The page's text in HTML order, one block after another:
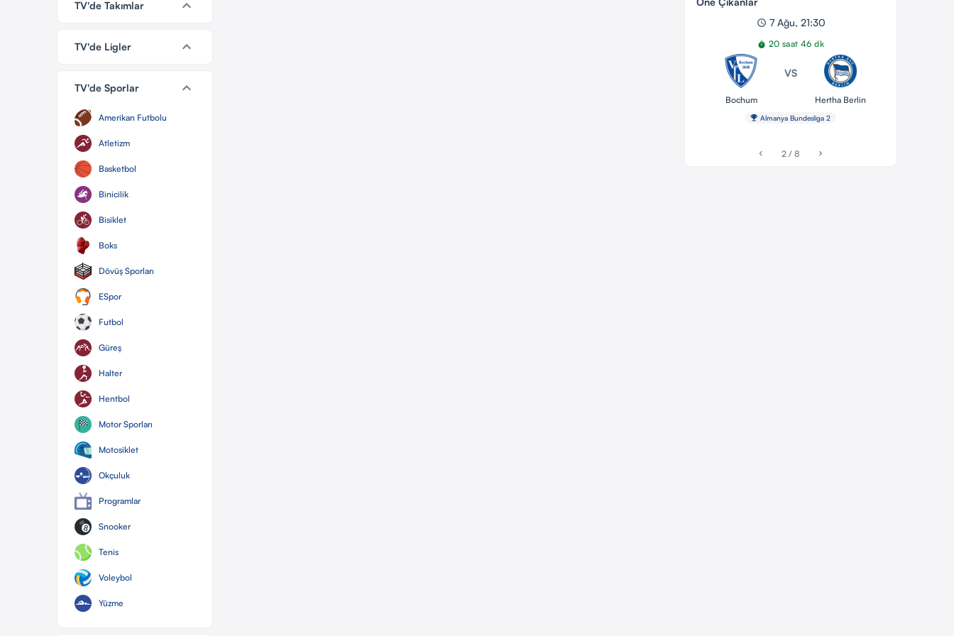
TV'de Takımlar keyboard_arrow_down
TV'de Ligler keyboard_arrow_down
TV'de Sporlar keyboard_arrow_down
Amerikan Futbolu
Atletizm
Basketbol
Binicilik
Bisiklet
Boks
Dövüş Sporları
ESpor
Futbol
Güreş
Halter
Hentbol
Motor Sporları
Motosiklet
Okçuluk
Programlar
Snooker
Tenis
Voleybol
Yüzme
schedule 7 Ağu, 21:30
timer 20 saat 46 dk
Bochum
VS
Hertha Berlin
emoji_events Almanya Bundesliga 2
chevron_left 2 / 8 chevron_right